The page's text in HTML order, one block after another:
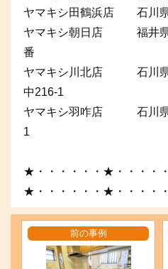
ヤマキシ田鶴浜店 石川県
ヤマキシ朝日店 福井県
番
ヤマキシ川北店 石川県
中216-1
ヤマキシ羽咋店 石川県
1
★・・・・・・★・・・・
★・・・・・・★・・・・
前の事例